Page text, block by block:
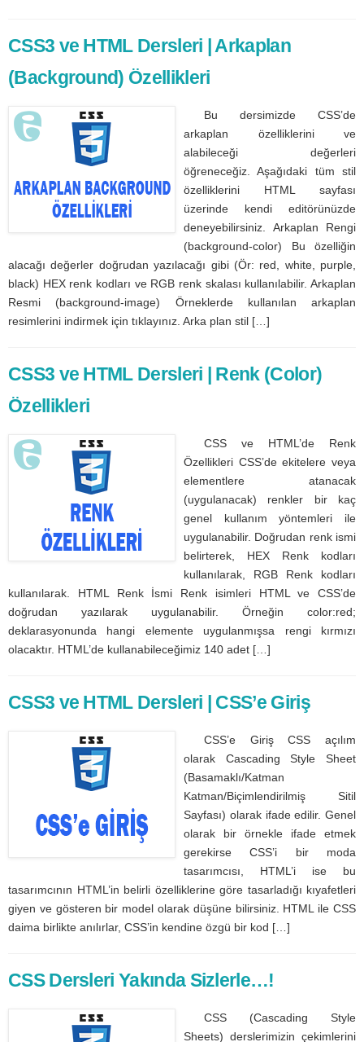
CSS3 ve HTML Dersleri | Arkaplan
(Background) Özellikleri
Bu dersimizde CSS’de
arkaplan özelliklerini ve
alabileceği değerleri
öğreneceğiz. Aşağıdaki tüm stil
özelliklerini HTML sayfası
üzerinde kendi editörünüzde
deneyebilirsiniz. Arkaplan Rengi
(background-color) Bu özelliğin
alacağı değerler doğrudan yazılacağı gibi (Ör: red, white, purple,
black) HEX renk kodları ve RGB renk skalası kullanılabilir. Arkaplan
Resmi (background-image) Örneklerde kullanılan arkaplan
resimlerini indirmek için tıklayınız. Arka plan stil […]
CSS3 ve HTML Dersleri | Renk (Color)
Özellikleri
CSS ve HTML’de Renk
Özellikleri CSS’de ekitelere veya
elementlere atanacak
(uygulanacak) renkler bir kaç
genel kullanım yöntemleri ile
uygulanabilir. Doğrudan renk ismi
belirterek, HEX Renk kodları
kullanılarak, RGB Renk kodları
kullanılarak. HTML Renk İsmi Renk isimleri HTML ve CSS’de
doğrudan yazılarak uygulanabilir. Örneğin color:red;
deklarasyonunda hangi elemente uygulanmışsa rengi kırmızı
olacaktır. HTML’de kullanabileceğimiz 140 adet […]
CSS3 ve HTML Dersleri | CSS’e Giriş
CSS’e Giriş CSS açılım
olarak Cascading Style Sheet
(Basamaklı/Katman
Katman/Biçimlendirilmiş Sitil
Sayfası) olarak ifade edilir. Genel
olarak bir örnekle ifade etmek
gerekirse CSS’i bir moda
tasarımcısı, HTML’i ise bu
tasarımcının HTML’in belirli özelliklerine göre tasarladığı kıyafetleri
giyen ve gösteren bir model olarak düşüne bilirsiniz. HTML ile CSS
daima birlikte anılırlar, CSS’in kendine özgü bir kod […]
CSS Dersleri Yakında Sizlerle…!
CSS (Cascading Style
Sheets) derslerimizin çekimlerini